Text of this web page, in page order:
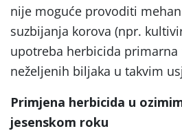
nije moguće provoditi
suzbijanja korova (npr.
upotreba herbicida
neželjenih biljaka u takvim
Primjena herbicida u
jesenskom roku